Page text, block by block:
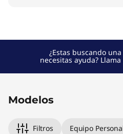
¿Estas buscando
necesitas ayuda?
Modelos
Filtros Equipo